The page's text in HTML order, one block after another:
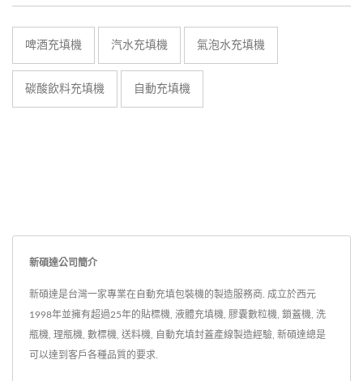
啤酒充填機 汽水充填機 氣泡水充填機
碳酸飲料充填機 自動充填機
新碩達公司簡介
新碩達是台灣一家專業在自動充填包裝機的製造服務商. 成立於西元
1998年並擁有超過25年的貼標機, 液體充填機, 膠囊數粒機, 鎖蓋機, 洗
瓶機, 理瓶機, 數標機, 送料機, 自動充填封蓋產線製造經驗, 新碩達總是
可以達到客戶各種品質的要求.